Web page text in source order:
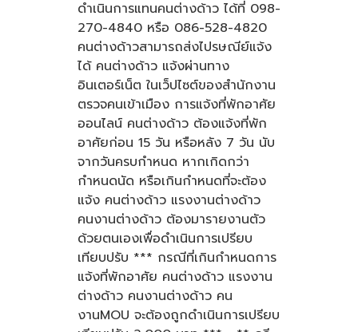
ดำเนินการแทนคนต่างด้าว ได้ที่ 098-
270-4840 หรือ 086-528-4820
คนต่างด้าวสามารถส่งไปรษณีย์แจ้ง
ได้ คนต่างด้าว แจ้งผ่านทาง
อินเตอร์เน็ต ในเว็ปไซต์ของสำนักงาน
ตรวจคนเข้าเมือง การแจ้งที่พักอาศัย
ออนไลน์ คนต่างด้าว ต้องแจ้งที่พัก
อาศัยก่อน 15 วัน หรือหลัง 7 วัน นับ
จากวันครบกำหนด หากเกิดกว่า
กำหนดนัด หรือเกินกำหนดที่จะต้อง
แจ้ง คนต่างด้าว แรงงานต่างด้าว
คนงานต่างด้าว ต้องมารายงานตัว
ด้วยตนเองเพื่อดำเนินการเปรียบ
เทียบปรับ *** กรณีที่เกินกำหนดการ
แจ้งที่พักอาศัย คนต่างด้าว แรงงาน
ต่างด้าว คนงานต่างด้าว คน
งานMOU จะต้องถูกดำเนินการเปรียบ